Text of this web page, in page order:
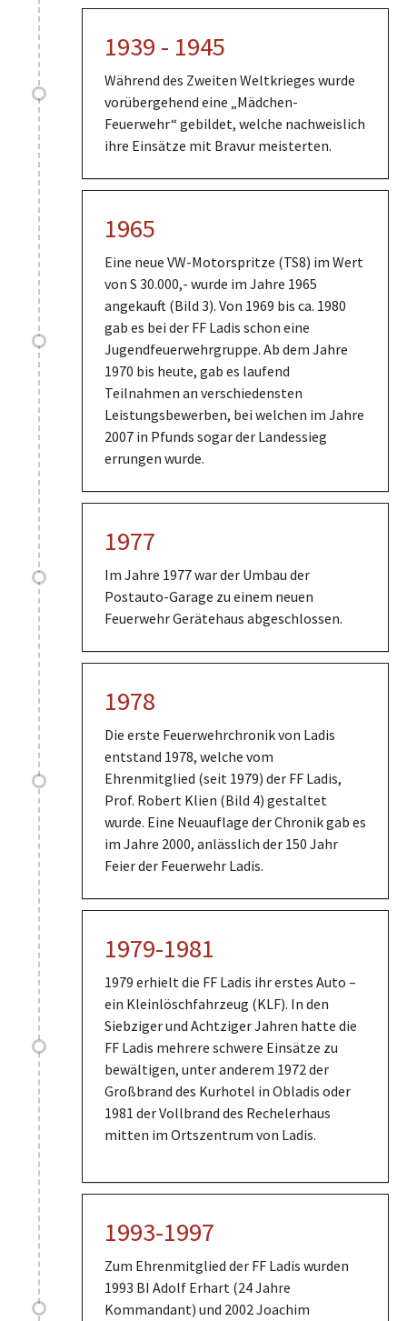
1939 - 1945
Während des Zweiten Weltkrieges wurde
vorübergehend eine „Mädchen-
Feuerwehr“ gebildet, welche nachweislich
ihre Einsätze mit Bravur meisterten.
1965
Eine neue VW-Motorspritze (TS8) im Wert
von S 30.000,- wurde im Jahre 1965
angekauft (Bild 3). Von 1969 bis ca. 1980
gab es bei der FF Ladis schon eine
Jugendfeuerwehrgruppe. Ab dem Jahre
1970 bis heute, gab es laufend
Teilnahmen an verschiedensten
Leistungsbewerben, bei welchen im Jahre
2007 in Pfunds sogar der Landessieg
errungen wurde.
1977
Im Jahre 1977 war der Umbau der
Postauto-Garage zu einem neuen
Feuerwehr Gerätehaus abgeschlossen.
1978
Die erste Feuerwehrchronik von Ladis
entstand 1978, welche vom
Ehrenmitglied (seit 1979) der FF Ladis,
Prof. Robert Klien (Bild 4) gestaltet
wurde. Eine Neuauflage der Chronik gab es
im Jahre 2000, anlässlich der 150 Jahr
Feier der Feuerwehr Ladis.
1979-1981
1979 erhielt die FF Ladis ihr erstes Auto –
ein Kleinlöschfahrzeug (KLF). In den
Siebziger und Achtziger Jahren hatte die
FF Ladis mehrere schwere Einsätze zu
bewältigen, unter anderem 1972 der
Großbrand des Kurhotel in Obladis oder
1981 der Vollbrand des Rechelerhaus
mitten im Ortszentrum von Ladis.
1993-1997
Zum Ehrenmitglied der FF Ladis wurden
1993 BI Adolf Erhart (24 Jahre
Kommandant) und 2002 Joachim